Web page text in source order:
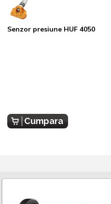
Senzor presiune HUF 4050
Cumpara